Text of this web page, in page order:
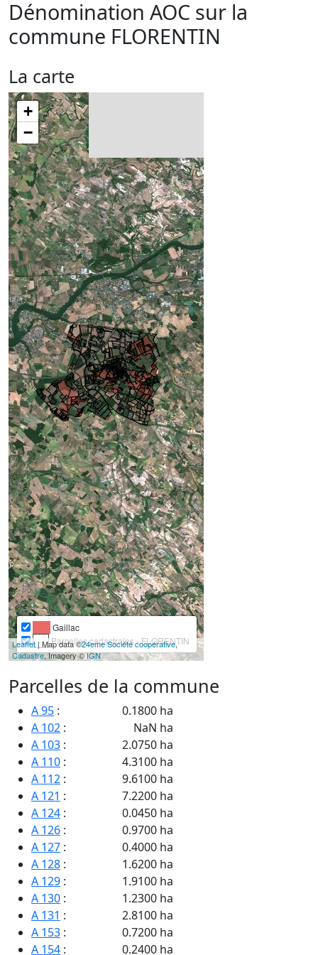
Dénomination AOC sur la
commune FLORENTIN
La carte
+
−
Gaillac
Parcelles cadastrales - FLORENTIN
Leaflet | Map data ©24eme Société coopérative,
Cadastre, Imagery ©IGN
Parcelles de la commune
A 95 :
0.1800 ha
A 102 :
NaN ha
A 103 :
2.0750 ha
A 110 :
4.3100 ha
A 112 :
9.6100 ha
A 121 :
7.2200 ha
A 124 :
0.0450 ha
A 126 :
0.9700 ha
A 127 :
0.4000 ha
A 128 :
1.6200 ha
A 129 :
1.9100 ha
A 130 :
1.2300 ha
A 131 :
2.8100 ha
A 153 :
0.7200 ha
A 154 : 0.2400 ha